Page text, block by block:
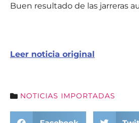
Buen resultado de las jarreras
Leer noticia original
NOTICIAS IMPORTADAS